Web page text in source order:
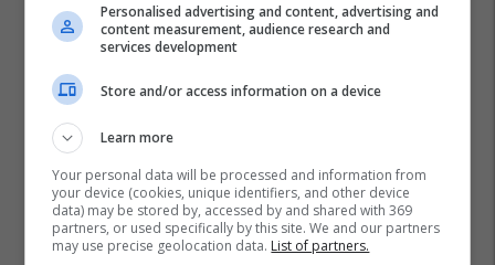
Personalised advertising and content, advertising and
content measurement, audience research and
services development
Store and/or access information on a device
Learn more
Your personal data will be processed and information from
your device (cookies, unique identifiers, and other device
data) may be stored by, accessed by and shared with 369
partners, or used specifically by this site. We and our partners
may use precise geolocation data. List of partners.